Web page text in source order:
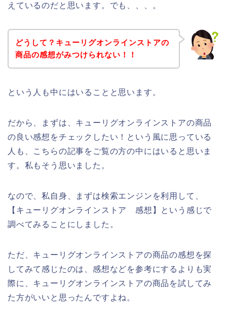
えているのだと思います。でも、、、。
どうして？キューリグオンラインストアの
商品の感想がみつけられない！！
という人も中にはいることと思います。
だから、まずは、キューリグオンラインストアの商品
の良い感想をチェックしたい！という風に思っている
人も、こちらの記事をご覧の方の中にはいると思いま
す。私もそう思いました。
なので、私自身、まずは検索エンジンを利用して、
【キューリグオンラインストア 感想】という感じで
調べてみることにしました。
ただ、キューリグオンラインストアの商品の感想を探
してみて感じたのは、感想などを参考にするよりも実
際に、キューリグオンラインストアの商品を試してみ
た方がいいと思ったんですよね。